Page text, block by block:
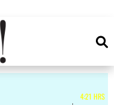
4:21 HRS